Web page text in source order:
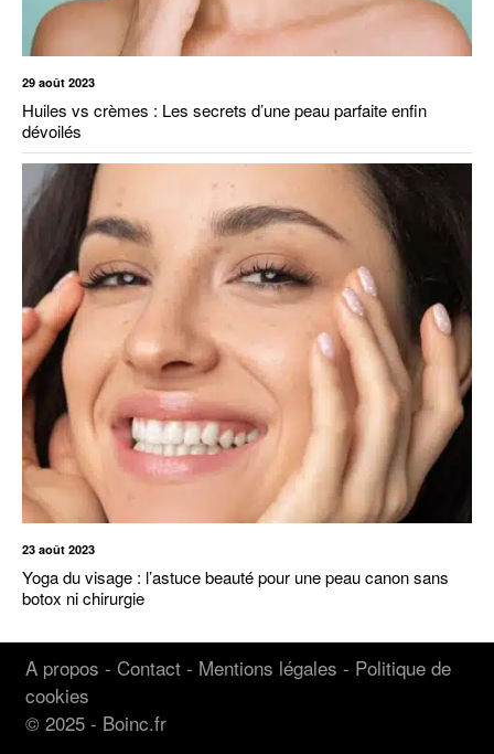
29 août 2023
Huiles vs crèmes : Les secrets d’une peau parfaite enfin
dévoilés
23 août 2023
Yoga du visage : l’astuce beauté pour une peau canon sans
botox ni chirurgie
A propos - Contact - Mentions légales - Politique de
cookies
© 2025 - Boinc.fr